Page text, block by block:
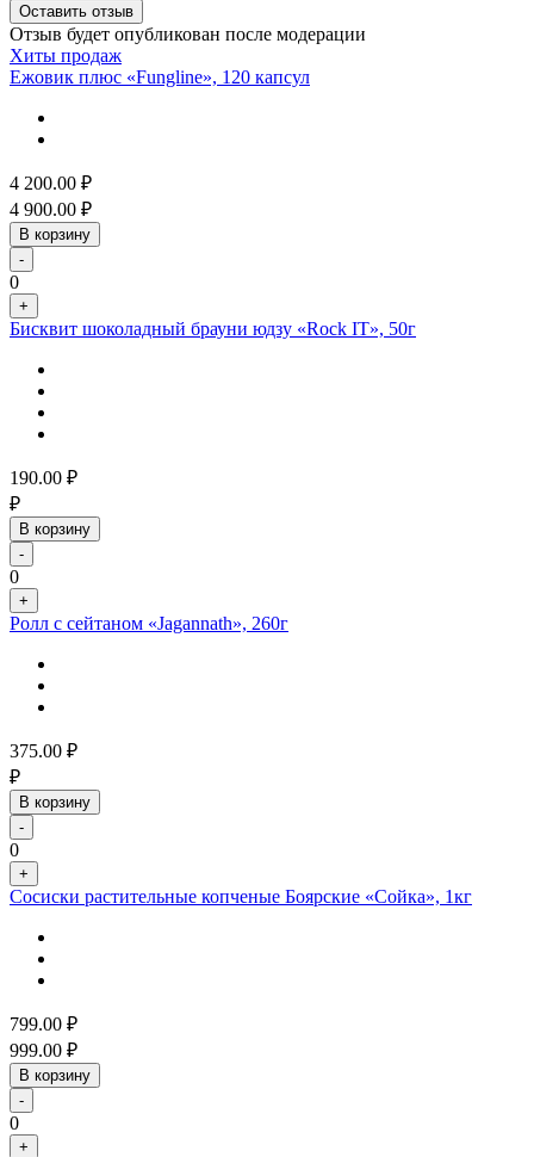
Оставить отзыв
Отзыв будет опубликован после модерации
Хиты продаж
Ежовик плюс «Fungline», 120 капсул
4 200.00 ₽
4 900.00 ₽
В корзину
-
0
+
Бисквит шоколадный брауни юдзу «Rock IT», 50г
190.00 ₽
₽
В корзину
-
0
+
Ролл с сейтаном «Jagannath», 260г
375.00 ₽
₽
В корзину
-
0
+
Сосиски растительные копченые Боярские «Сойка», 1кг
799.00 ₽
999.00 ₽
В корзину
-
0
+